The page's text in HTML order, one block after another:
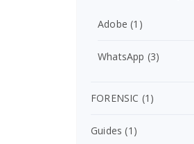
Adobe (1)
WhatsApp (3)
FORENSIC (1)
Guides (1)